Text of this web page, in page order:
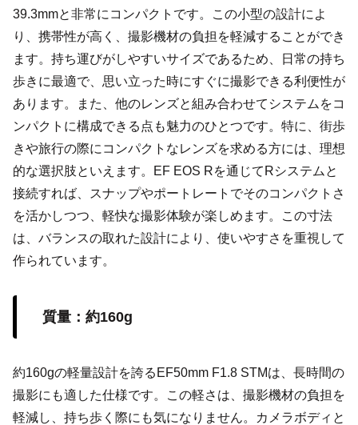
39.3mmと非常にコンパクトです。この小型の設計によ
り、携帯性が高く、撮影機材の負担を軽減することができ
ます。持ち運びがしやすいサイズであるため、日常の持ち
歩きに最適で、思い立った時にすぐに撮影できる利便性が
あります。また、他のレンズと組み合わせてシステムをコ
ンパクトに構成できる点も魅力のひとつです。特に、街歩
きや旅行の際にコンパクトなレンズを求める方には、理想
的な選択肢といえます。EF EOS Rを通じてRシステムと
接続すれば、スナップやポートレートでそのコンパクトさ
を活かしつつ、軽快な撮影体験が楽しめます。この寸法
は、バランスの取れた設計により、使いやすさを重視して
作られています。
質量：約160g
約160gの軽量設計を誇るEF50mm F1.8 STMは、長時間の
撮影にも適した仕様です。この軽さは、撮影機材の負担を
軽減し、持ち歩く際にも気になりません。カメラボディと